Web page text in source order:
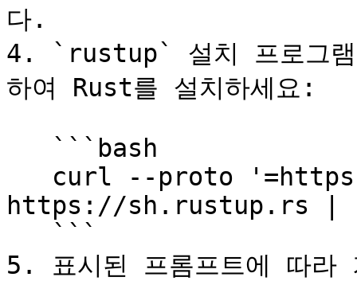
다.
4. `rustup` 설치 프로그램
하여 Rust를 설치하세요:
https://sh.rustup.rs |
5. 표시된 프롬프트에 따라